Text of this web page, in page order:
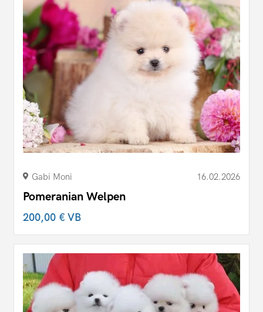
Gabi Moni 16.02.2026
Pomeranian Welpen
200,00 €VB